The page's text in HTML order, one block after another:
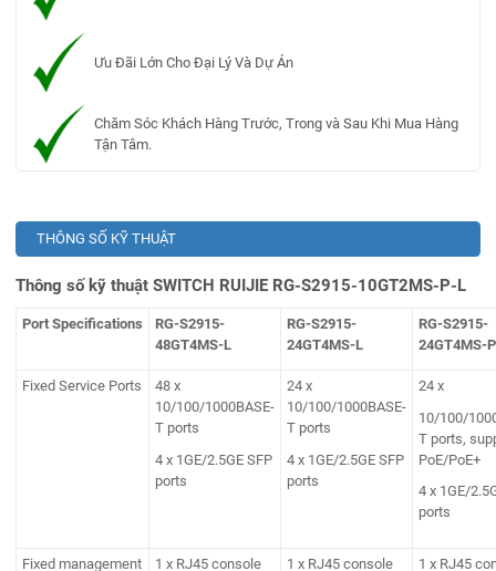
Ưu Đãi Lớn Cho Đại Lý Và Dự Án
Chăm Sóc Khách Hàng Trước, Trong và Sau Khi Mua Hàng
Tận Tâm.
THÔNG SỐ KỸ THUẬT
Thông số kỹ thuật SWITCH RUIJIE RG-S2915-10GT2MS-P-L
Port Specifications
RG-S2915-
48GT4MS-L
RG-S2915-
24GT4MS-L
RG-S2915-
24GT4MS-
Fixed Service Ports
48 x
10/100/1000BASE-
T ports
4 x 1GE/2.5GE SFP
ports
24 x
10/100/1000BASE-
T ports
4 x 1GE/2.5GE SFP
ports
24 x
10/100/
T ports,
PoE/PoE+
4 x 1GE/
ports
Fixed management 1 x RJ45 console 1 x RJ45 console 1 x RJ45